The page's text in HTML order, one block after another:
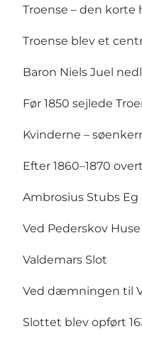
Troense – den korte
Troense blev et
Baron Niels Juel
Før 1850 sejlede
Kvinderne –
Efter 1860–1870
Ambrosius Stubs Eg
Ved Pederskov
Valdemars Slot
Ved dæmningen til
Slottet blev opført